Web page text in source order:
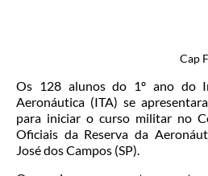
Cap
Os 128 alunos do 1º ano do
Aeronáutica (ITA) se
para iniciar o curso militar no
Oficiais da Reserva da
José dos Campos (SP).